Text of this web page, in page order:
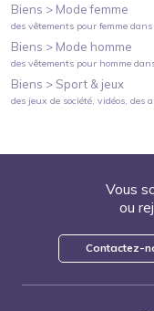
Biens > Mode femme
des vêtements pour femme
Biens > Mode homme
des vêtements pour homme
Biens > Sport & jeux
des jeux de société, vidéos, des
Vous
ou
Contactez-